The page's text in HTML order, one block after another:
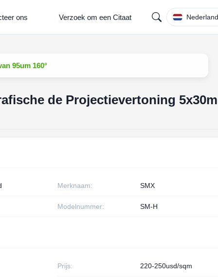
ons Verzoek om een Citaat
95um 160°
de Projectievertoning 5x30m
Merknaam: SMX
Modelnummer: SM-H
Prijs: 220-250usd/sqm